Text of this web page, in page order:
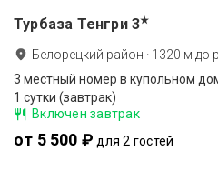
Турбаза Тенгри 3★
Белорецкий район · 1320 м до
3 местный номер в купольном
1 сутки (завтрак)
Включен завтрак
от 5 500 ₽ для 2 гостей